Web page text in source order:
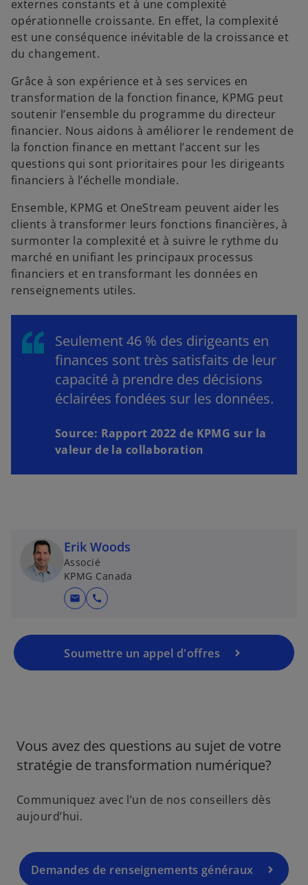
v
e
o
n
t
v
e
l
o
n
v
e
l
o
n
externes constants et à une complexité
opérationnelle croissante. En effet, la complexité
est une conséquence inévitable de la croissance et
du changement.
Grâce à son expérience et à ses services en
transformation de la fonction finance, KPMG peut
soutenir l’ensemble du programme du directeur
financier. Nous aidons à améliorer le rendement de
la fonction finance en mettant l’accent sur les
questions qui sont prioritaires pour les dirigeants
financiers à l’échelle mondiale.
Ensemble, KPMG et OneStream peuvent aider les
clients à transformer leurs fonctions financières, à
surmonter la complexité et à suivre le rythme du
marché en unifiant les principaux processus
financiers et en transformant les données en
renseignements utiles.
Seulement 46 % des dirigeants en
finances sont très satisfaits de leur
capacité à prendre des décisions
éclairées fondées sur les données.
Source: Rapport 2022 de KPMG sur la
valeur de la collaboration
Erik Woods
Associé
KPMG Canada
mail call
Soumettre un appel d'offres
Vous avez des questions au sujet de votre
stratégie de transformation numérique?
Communiquez avec l’un de nos conseillers dès
aujourd’hui.
Demandes de renseignements généraux